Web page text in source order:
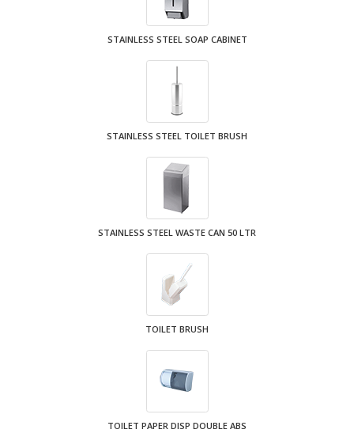
STAINLESS STEEL SOAP CABINET
STAINLESS STEEL TOILET BRUSH
STAINLESS STEEL WASTE CAN 50 LTR
TOILET BRUSH
TOILET PAPER DISP DOUBLE ABS